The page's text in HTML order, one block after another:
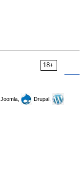
18+
Joomla,
Drupal,